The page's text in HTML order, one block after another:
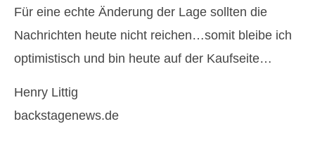
Für eine echte Änderung der Lage sollten die
Nachrichten heute nicht reichen…somit bleibe ich
optimistisch und bin heute auf der Kaufseite…
Henry Littig
backstagenews.de